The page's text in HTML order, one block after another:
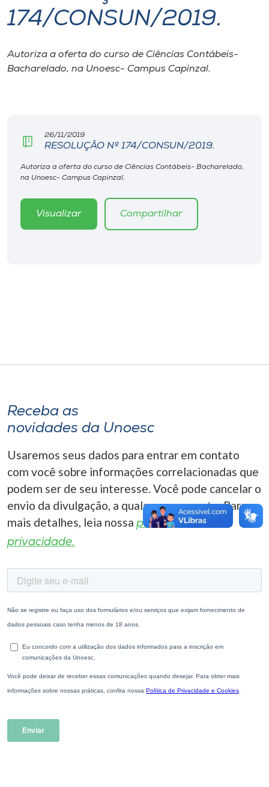
I.nova
Diplomados
CPA
Biblioteca
Editora
A-
174/CONSUN/2019.
Autoriza a oferta do curso de Ciências Contábeis-
Bacharelado, na Unoesc- Campus Capinzal.
26/11/2019
RESOLUÇÃO Nº 174/CONSUN/2019.
Autoriza a oferta do curso de Ciências Contábeis- Bacharelado,
na Unoesc- Campus Capinzal.
Visualizar Compartilhar
Receba as
novidades da Unoesc
Usaremos seus dados para entrar em contato
com você sobre informações correlacionadas que
podem ser de seu interesse. Você pode cancelar o
envio da divulgação, a qualquer momento. Para
mais detalhes, leia nossa política de
privacidade.